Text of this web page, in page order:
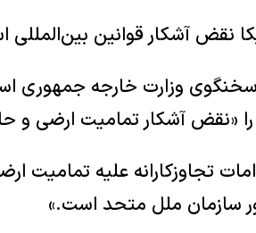
نقض آشکار قوانین بین‌المللی
وزارت خارجه جمهوری
«نقض آشکار تمامیت ارضی و
تجاوزکارانه علیه
سازمان ملل متحد است.»